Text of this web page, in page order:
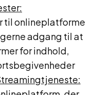
til onlineplatforme
adgang til at
for indhold,